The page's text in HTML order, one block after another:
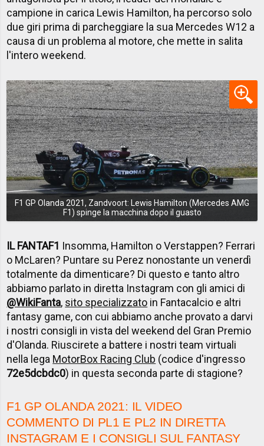
campione in carica Lewis Hamilton, ha percorso solo
due giri prima di parcheggiare la sua Mercedes W12 a
causa di un problema al motore, che mette in salita
l'intero weekend.
F1 GP Olanda 2021, Zandvoort: Lewis Hamilton (Mercedes AMG
F1) spinge la macchina dopo il guasto
IL FANTAF1 Insomma, Hamilton o Verstappen? Ferrari
o McLaren? Puntare su Perez nonostante un venerdì
totalmente da dimenticare? Di questo e tanto altro
abbiamo parlato in diretta Instagram con gli amici di
@WikiFanta, sito specializzato in Fantacalcio e altri
fantasy game, con cui abbiamo anche provato a darvi
i nostri consigli in vista del weekend del Gran Premio
d'Olanda. Riuscirete a battere i nostri team virtuali
nella lega MotorBox Racing Club (codice d'ingresso
72e5dcbdc0) in questa seconda parte di stagione?
F1 GP OLANDA 2021: IL VIDEO
COMMENTO DI PL1 E PL2 IN DIRETTA
INSTAGRAM E I CONSIGLI SUL FANTASY